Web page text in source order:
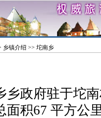
乡镇介绍 >> 坨南乡
政府驻于坨南
面积67 平方公